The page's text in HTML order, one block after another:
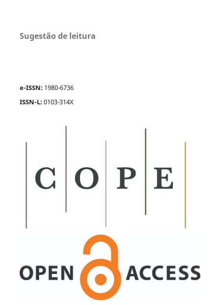
Sugestão de leitura
e-ISSN: 1980-6736
ISSN-L:0103-314X